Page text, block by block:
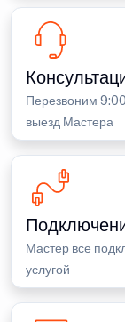
Перезвоним
выезд Мастера
Мастер все
услугой